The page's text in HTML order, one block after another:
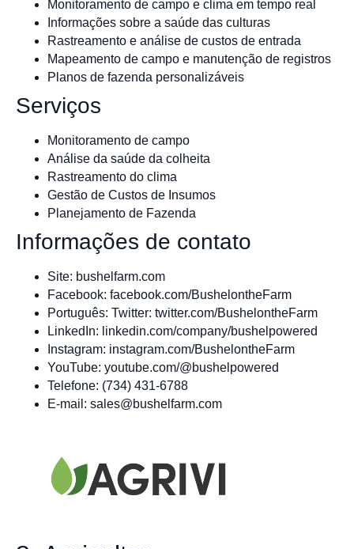
Monitoramento de campo e clima em tempo real
Informações sobre a saúde das culturas
Rastreamento e análise de custos de entrada
Mapeamento de campo e manutenção de registros
Planos de fazenda personalizáveis
Serviços
Monitoramento de campo
Análise da saúde da colheita
Rastreamento do clima
Gestão de Custos de Insumos
Planejamento de Fazenda
Informações de contato
Site: bushelfarm.com
Facebook: facebook.com/BushelontheFarm
Português: Twitter: twitter.com/BushelontheFarm
LinkedIn: linkedin.com/company/bushelpowered
Instagram: instagram.com/BushelontheFarm
YouTube: youtube.com/@bushelpowered
Telefone: (734) 431-6788
E-mail: sales@bushelfarm.com